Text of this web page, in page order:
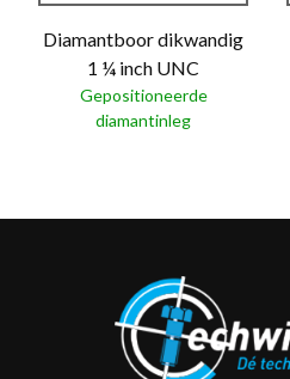
Diamantboor dikwandig
1 ¼ inch UNC
Gepositioneerde
diamantinleg